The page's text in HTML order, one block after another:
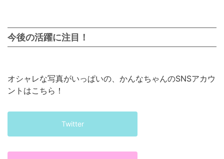
今後の活躍に注目！
オシャレな写真がいっぱいの、かんなちゃんのSNSアカウ
ントはこちら！
Twitter